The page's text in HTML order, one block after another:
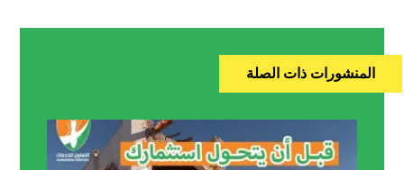
المنشورات ذات الصلة